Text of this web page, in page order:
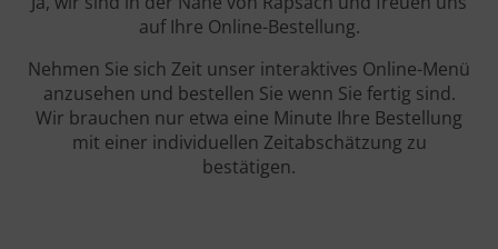
auf Ihre Online-Bestellung.
Nehmen Sie sich Zeit unser interaktives Online-Menü
anzusehen und bestellen Sie wenn Sie fertig sind.
Wir brauchen nur etwa eine Minute Ihre Bestellung
mit einer individuellen Zeitabschätzung zu
bestätigen.